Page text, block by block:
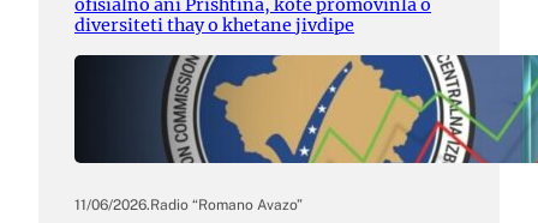
ofisialno ani Prishtina, kote promovinla o
diversiteti thay o khetane jivdipe
11/06/2026.Radio “Romano Avazo”